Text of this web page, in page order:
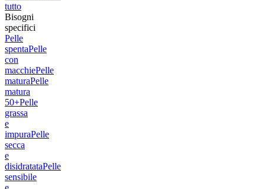
tutto
Bisogni
specifici
Pelle
spentaPelle
con
macchiePelle
maturaPelle
matura
50+Pelle
grassa
e
impuraPelle
secca
e
disidratataPelle
sensibile